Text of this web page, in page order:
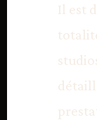
Il est